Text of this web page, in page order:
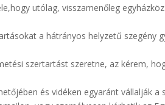
utólag, visszamenőleg
a hátrányos helyzetű szegény
szertartást szeretne, az kérem,
és vidéken egyaránt vállalják a